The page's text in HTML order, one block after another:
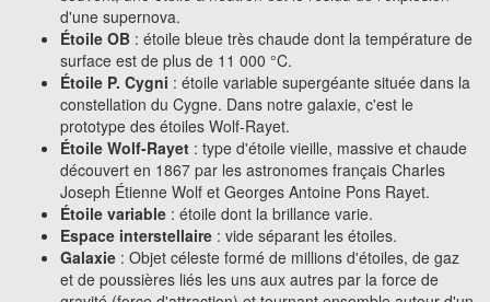
d'une supernova.
Étoile OB : étoile bleue très chaude dont la température de
surface est de plus de 11 000 °C.
Étoile P. Cygni : étoile variable supergéante située dans la
constellation du Cygne. Dans notre galaxie, c'est le
prototype des étoiles Wolf-Rayet.
Étoile Wolf-Rayet : type d'étoile vieille, massive et chaude
découvert en 1867 par les astronomes français Charles
Joseph Étienne Wolf et Georges Antoine Pons Rayet.
Étoile variable : étoile dont la brillance varie.
Espace interstellaire : vide séparant les étoiles.
Galaxie : Objet céleste formé de millions d'étoiles, de gaz
et de poussières liés les uns aux autres par la force de